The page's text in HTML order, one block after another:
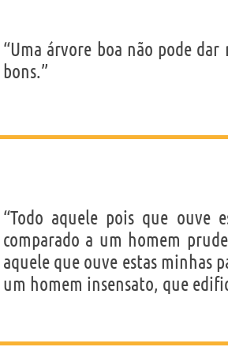
“Uma árvore boa não pode
bons.”
“Todo aquele pois que ouve
comparado a um homem
aquele que ouve estas minhas
um homem insensato, que